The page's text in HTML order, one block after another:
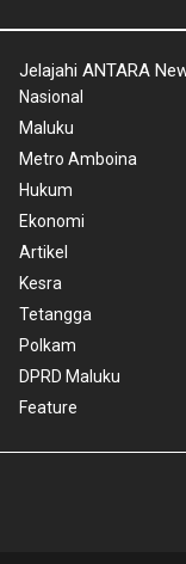
Jelajahi ANTARA
Nasional
Maluku
Metro Amboina
Hukum
Ekonomi
Artikel
Kesra
Tetangga
Polkam
DPRD Maluku
Feature